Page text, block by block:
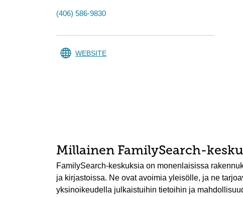
(406) 586-9830
WEBSITE
Millainen FamilySearch-
FamilySearch-keskuksia on monenlaisissa
ja kirjastoissa. Ne ovat avoimia yleisölle, ja ne
yksinoikeudella julkaistuihin tietoihin ja